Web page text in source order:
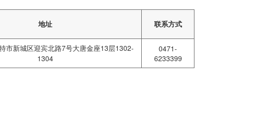
地址 联系方式
市新城区迎宾北路7号大唐金座13层1302-
1304
0471-
6233399